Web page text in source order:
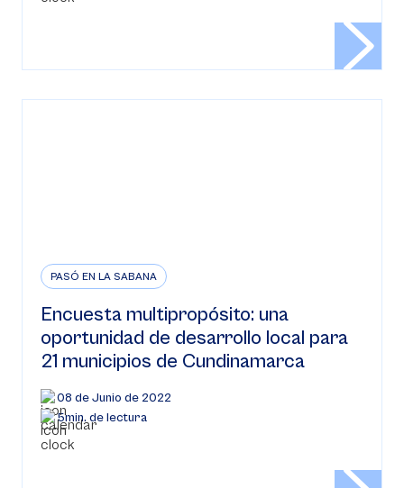
PASÓ EN LA SABANA
Encuesta multipropósito: una
oportunidad de desarrollo local para
21 municipios de Cundinamarca
08 de Junio de 2022
5min. de lectura